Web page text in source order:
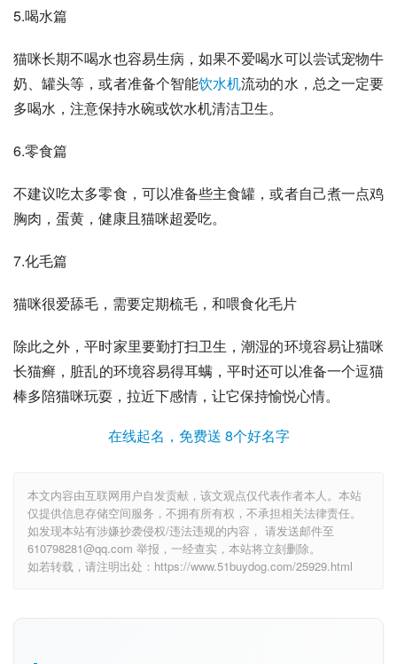
5.喝水篇
猫咪长期不喝水也容易生病，如果不爱喝水可以尝试宠物牛
奶、罐头等，或者准备个智能饮水机流动的水，总之一定要
多喝水，注意保持水碗或饮水机清洁卫生。
6.零食篇
不建议吃太多零食，可以准备些主食罐，或者自己煮一点鸡
胸肉，蛋黄，健康且猫咪超爱吃。
7.化毛篇
猫咪很爱舔毛，需要定期梳毛，和喂食化毛片
除此之外，平时家里要勤打扫卫生，潮湿的环境容易让猫咪
长猫癣 ，脏乱的环境容易得耳螨 ，平时还可以准备一个逗猫
棒多陪猫咪玩耍，拉近下感情，让它保持愉悦心情。
在线起名，免费送 8个好名字
本文内容由互联网用户自发贡献，该文观点仅代表作者本人。本站
仅提供信息存储空间服务，不拥有所有权，不承担相关法律责任。
如发现本站有涉嫌抄袭侵权/违法违规的内容， 请发送邮件至
610798281@qq.com 举报，一经查实，本站将立刻删除。
如若转载，请注明出处：https://www.51buydog.com/25929.html